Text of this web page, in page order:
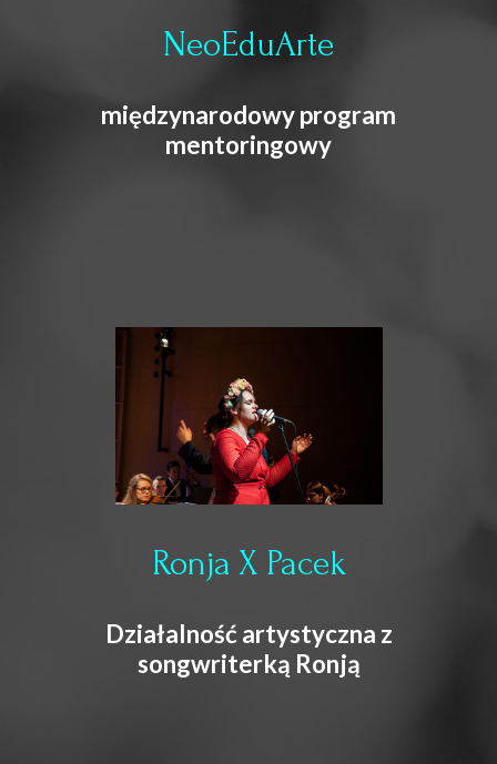
NeoEduArte
międzynarodowy program
mentoringowy
Ronja X Pacek
Działalność artystyczna z
songwriterką Ronją